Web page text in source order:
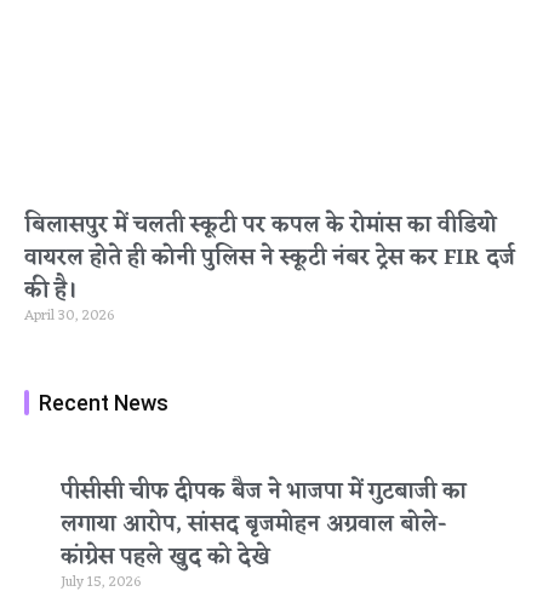
बिलासपुर में चलती स्कूटी पर कपल के रोमांस का वीडियो
वायरल होते ही कोनी पुलिस ने स्कूटी नंबर ट्रेस कर FIR दर्ज
की है।
April 30, 2026
Recent News
पीसीसी चीफ दीपक बैज ने भाजपा में गुटबाजी का
लगाया आरोप, सांसद बृजमोहन अग्रवाल बोले-
कांग्रेस पहले खुद को देखे
July 15, 2026